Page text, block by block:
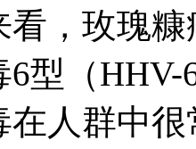
看，玫瑰
型（
在人群中